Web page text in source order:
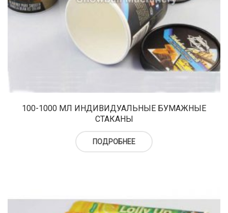
100-1000 МЛ ИНДИВИДУАЛЬНЫЕ БУМАЖНЫЕ
СТАКАНЫ
ПОДРОБНЕЕ